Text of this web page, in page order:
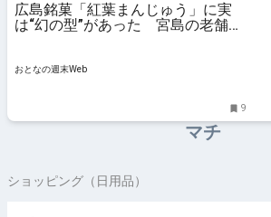
広島銘菓「紅葉まんじゅう」に実
は“幻の型”があった 宮島の老舗旅
末Web
おとなの週末Web
9
マチ
ショッピング（日用品）